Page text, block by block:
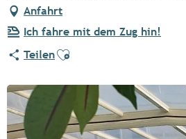
Anfahrt
Ich fahre mit dem Zug hin!
TeilenAjouter aux favoris